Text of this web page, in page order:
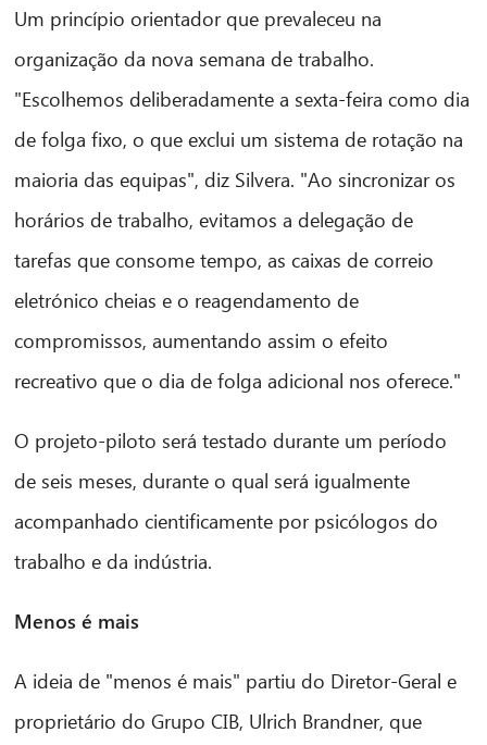
Um princípio orientador que prevaleceu na
organização da nova semana de trabalho.
"Escolhemos deliberadamente a sexta-feira como dia
de folga fixo, o que exclui um sistema de rotação na
maioria das equipas", diz Silvera. "Ao sincronizar os
horários de trabalho, evitamos a delegação de
tarefas que consome tempo, as caixas de correio
eletrónico cheias e o reagendamento de
compromissos, aumentando assim o efeito
recreativo que o dia de folga adicional nos oferece."
O projeto-piloto será testado durante um período
de seis meses, durante o qual será igualmente
acompanhado cientificamente por psicólogos do
trabalho e da indústria.
Menos é mais
A ideia de "menos é mais" partiu do Diretor-Geral e
proprietário do Grupo CIB, Ulrich Brandner, que